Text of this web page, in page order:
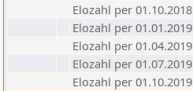
Elozahl per 01.10.2018
Elozahl per 01.01.2019
Elozahl per 01.04.2019
Elozahl per 01.07.2019
Elozahl per 01.10.2019